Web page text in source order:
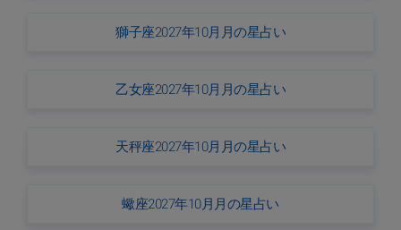
獅子座2027年10月月の星占い
乙女座2027年10月月の星占い
天秤座2027年10月月の星占い
蠍座2027年10月月の星占い